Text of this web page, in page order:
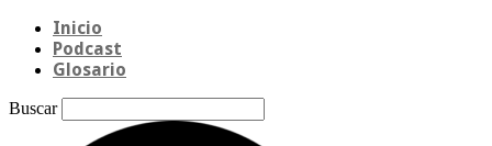
Inicio
Podcast
Glosario
Buscar